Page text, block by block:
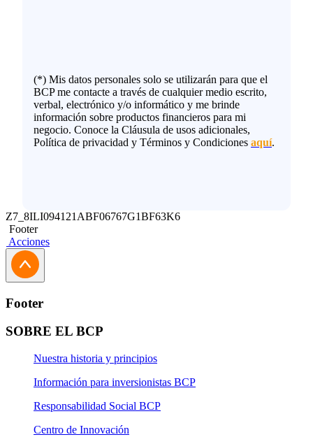
(*) Mis datos personales solo se utilizarán para que el
BCP me contacte a través de cualquier medio escrito,
verbal, electrónico y/o informático y me brinde
información sobre productos financieros para mi
negocio. Conoce la Cláusula de usos adicionales,
Política de privacidad y Términos y Condiciones aquí.
Z7_8ILI094121ABF06767G1BF63K6
Footer
Acciones
Footer
SOBRE EL BCP
Nuestra historia y principios
Información para inversionistas BCP
Responsabilidad Social BCP
Centro de Innovación